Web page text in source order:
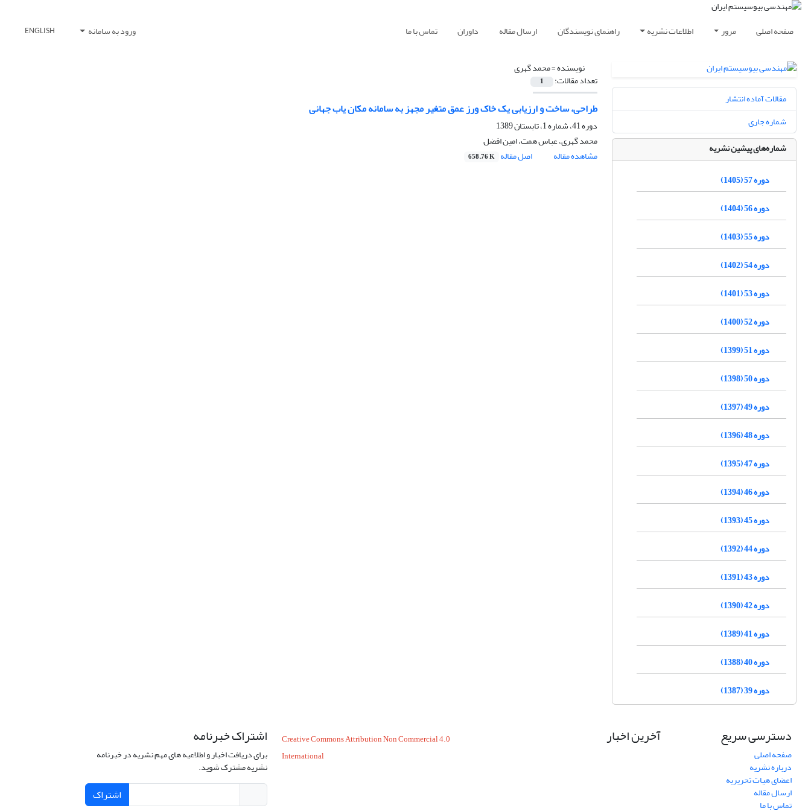
صفحه اصلی مرور اطلاعات نشریه راهنمای نویسندگان ارسال مقاله داوران تماس با ما ورود به سامانه ENGLISH
نویسنده =محمد گهری
تعداد مقالات: 1
طراحی، ساخت و ارزیابی یک خاک ورز عمق متغیر مجهز به سامانه مکان یاب جهانی
دوره 41، شماره 1، تابستان 1389
محمد گهری، عباس همت، امین افضل
مشاهده مقاله
اصل مقاله 658.76 K
مقالات آماده انتشار
شماره جاری
شماره‌های پیشین نشریه
دوره 57 (1405)
دوره 56 (1404)
دوره 55 (1403)
دوره 54 (1402)
دوره 53 (1401)
دوره 52 (1400)
دوره 51 (1399)
دوره 50 (1398)
دوره 49 (1397)
دوره 48 (1396)
دوره 47 (1395)
دوره 46 (1394)
دوره 45 (1393)
دوره 44 (1392)
دوره 43 (1391)
دوره 42 (1390)
دوره 41 (1389)
دوره 40 (1388)
دوره 39 (1387)
دسترسی سریع
صفحه اصلی
درباره نشریه
اعضای هیات تحریریه
ارسال مقاله
تماس با ما
آخرین اخبار
Creative Commons Attribution Non Commercial 4.0
International
اشتراک خبرنامه
برای دریافت اخبار و اطلاعیه های مهم نشریه در خبرنامه
نشریه مشترک شوید.
اشتراک